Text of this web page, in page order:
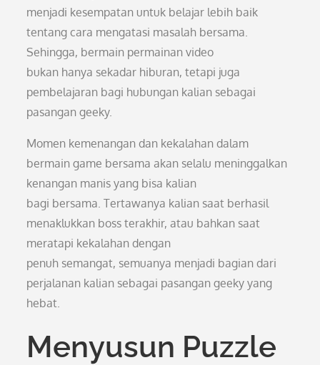
menjadi kesempatan untuk belajar lebih baik
tentang cara mengatasi masalah bersama.
Sehingga, bermain permainan video
bukan hanya sekadar hiburan, tetapi juga
pembelajaran bagi hubungan kalian sebagai
pasangan geeky.
Momen kemenangan dan kekalahan dalam
bermain game bersama akan selalu meninggalkan
kenangan manis yang bisa kalian
bagi bersama. Tertawanya kalian saat berhasil
menaklukkan boss terakhir, atau bahkan saat
meratapi kekalahan dengan
penuh semangat, semuanya menjadi bagian dari
perjalanan kalian sebagai pasangan geeky yang
hebat.
Menyusun Puzzle